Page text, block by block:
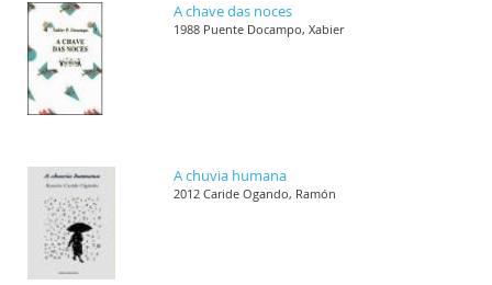
A chave das noces
1988 Puente Docampo, Xabier
A chuvia humana
2012 Caride Ogando, Ramón